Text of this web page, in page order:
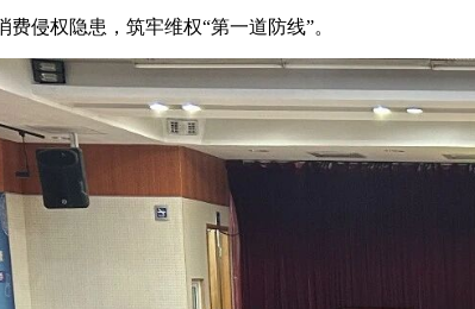
费侵权隐患，筑牢维权“第一道防线”。